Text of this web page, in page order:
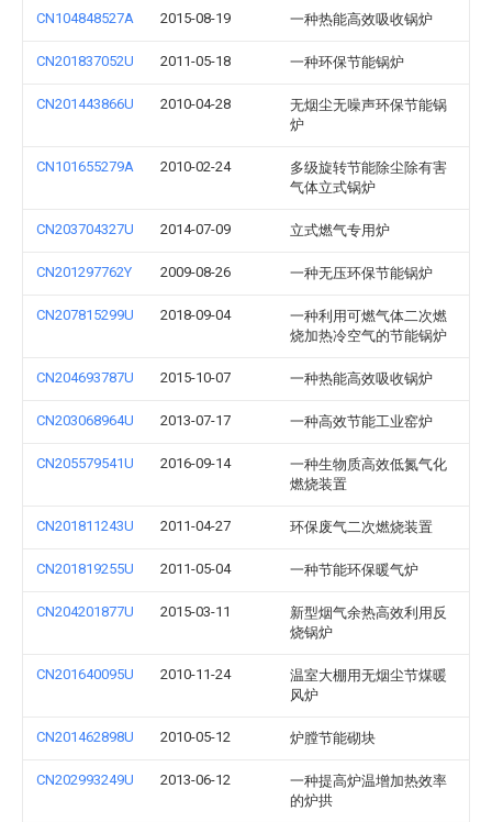
CN104848527A 2015-08-19 一种热能高效吸收锅炉
CN201837052U 2011-05-18 一种环保节能锅炉
CN201443866U 2010-04-28
无烟尘无噪声环保节能锅
炉
CN101655279A 2010-02-24
多级旋转节能除尘除有害
气体立式锅炉
CN203704327U 2014-07-09 立式燃气专用炉
CN201297762Y 2009-08-26 一种无压环保节能锅炉
CN207815299U 2018-09-04
一种利用可燃气体二次燃
烧加热冷空气的节能锅炉
CN204693787U 2015-10-07 一种热能高效吸收锅炉
CN203068964U 2013-07-17 一种高效节能工业窑炉
CN205579541U 2016-09-14
一种生物质高效低氮气化
燃烧装置
CN201811243U 2011-04-27 环保废气二次燃烧装置
CN201819255U 2011-05-04 一种节能环保暖气炉
CN204201877U 2015-03-11
新型烟气余热高效利用反
烧锅炉
CN201640095U 2010-11-24
温室大棚用无烟尘节煤暖
风炉
CN201462898U 2010-05-12 炉膛节能砌块
CN202993249U 2013-06-12
一种提高炉温增加热效率
的炉拱